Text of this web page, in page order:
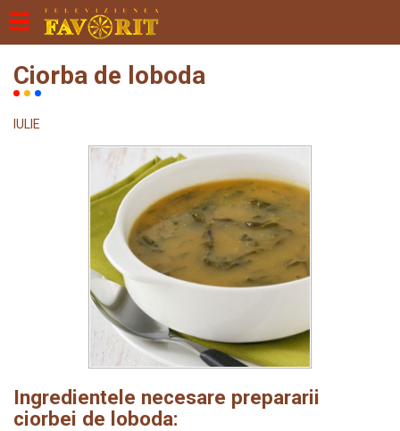
Ciorba de loboda
IULIE
Ingredientele necesare prepararii
ciorbei de loboda: